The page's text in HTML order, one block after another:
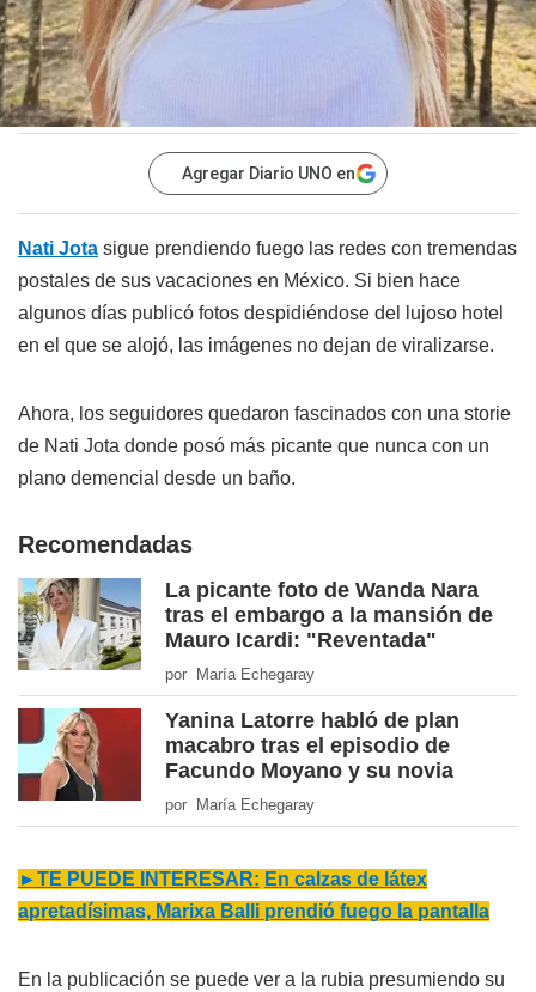
Agregar Diario UNO en
Nati Jota sigue prendiendo fuego las redes con tremendas
postales de sus vacaciones en México. Si bien hace
algunos días publicó fotos despidiéndose del lujoso hotel
en el que se alojó, las imágenes no dejan de viralizarse.
Ahora, los seguidores quedaron fascinados con una storie
de Nati Jota donde posó más picante que nunca con un
plano demencial desde un baño.
Recomendadas
La picante foto de Wanda Nara
tras el embargo a la mansión de
Mauro Icardi: "Reventada"
por María Echegaray
Yanina Latorre habló de plan
macabro tras el episodio de
Facundo Moyano y su novia
por María Echegaray
►TE PUEDE INTERESAR: En calzas de látex
apretadísimas, Marixa Balli prendió fuego la pantalla
En la publicación se puede ver a la rubia presumiendo su